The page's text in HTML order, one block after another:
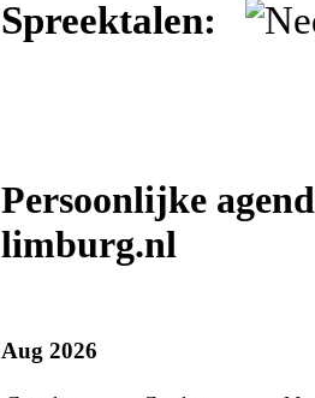
Spreektalen:
Persoonlijke
limburg.nl
Aug 2026